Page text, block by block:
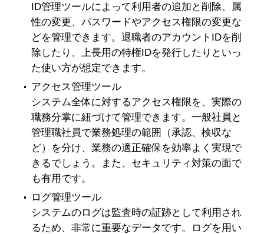
ID管理ツールによって利用者の追加と削除、属
性の変更、パスワードやアクセス権限の変更な
どを管理できます。退職者のアカウントIDを削
除したり、上長用の特権IDを発行したりといっ
た使い方が想定できます。
アクセス管理ツール
システム全体に対するアクセス権限を、実際の
職務分掌に紐づけて管理できます。一般社員と
管理職社員で業務処理の範囲（承認、検収な
ど）を分け、業務の適正確保を効率よく実現で
きるでしょう。また、セキュリティ対策の面で
も有用です。
ログ管理ツール
システムのログは監査時の証跡として利用され
るため、非常に重要なデータです。ログを用い